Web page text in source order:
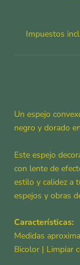
Impuestos
Un espejo
negro y dorado
Este espejo
con lente de
estilo y calidez a
espejos y obras
Características:
Medidas
Bicolor | Limpiar